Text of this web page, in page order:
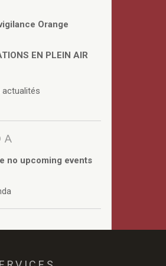
Orange
EN PLEIN AIR
no upcoming events